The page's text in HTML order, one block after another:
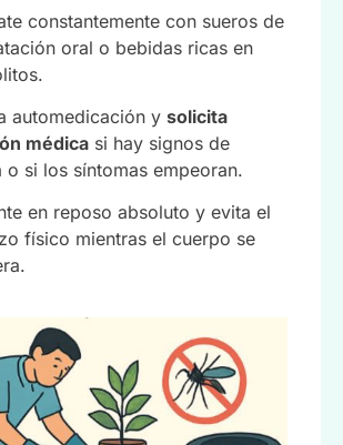
constantemente con sueros de
oral o bebidas ricas en
automedicación y solicita
médica si hay signos de
o si los síntomas empeoran.
en reposo absoluto y evita el
físico mientras el cuerpo se